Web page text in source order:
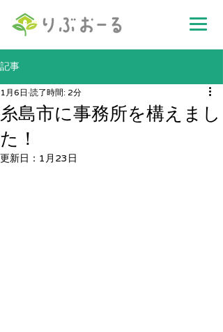
記事
糸島市に事務所を構えまし
た！
1月6日 読了時間: 2分
更新日： 1月23日